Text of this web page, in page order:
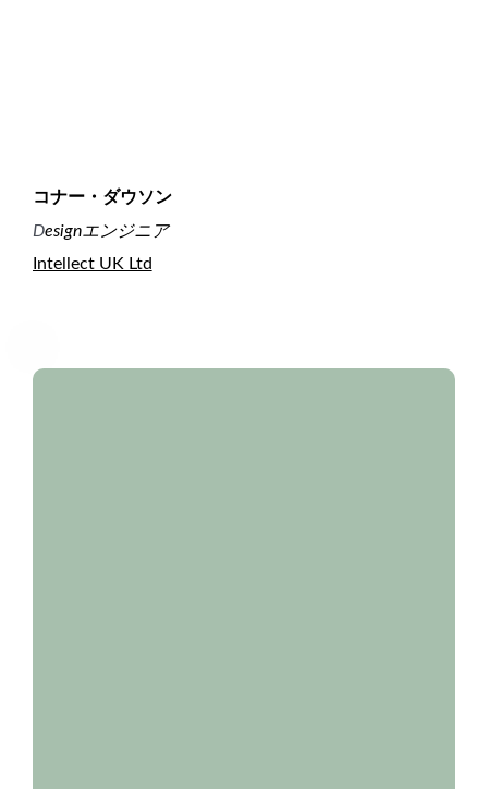
コナー・ダウソン
Designエンジニア
Intellect UK Ltd